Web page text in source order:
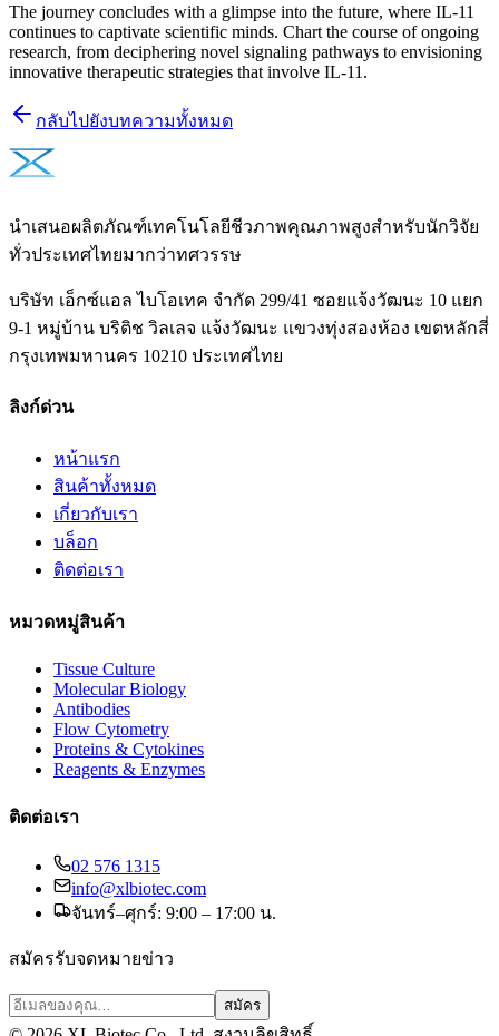
The journey concludes with a glimpse into the future, where IL-11
continues to captivate scientific minds. Chart the course of ongoing
research, from deciphering novel signaling pathways to envisioning
innovative therapeutic strategies that involve IL-11.
กลับไปยังบทความทั้งหมด
นำเสนอผลิตภัณฑ์เทคโนโลยีชีวภาพคุณภาพสูงสำหรับนักวิจัย
ทั่วประเทศไทยมากว่าทศวรรษ
บริษัท เอ็กซ์แอล ไบโอเทค จำกัด 299/41 ซอยแจ้งวัฒนะ 10 แยก
9-1 หมู่บ้าน บริติช วิลเลจ แจ้งวัฒนะ แขวงทุ่งสองห้อง เขตหลักสี่
กรุงเทพมหานคร 10210 ประเทศไทย
ลิงก์ด่วน
หน้าแรก
สินค้าทั้งหมด
เกี่ยวกับเรา
บล็อก
ติดต่อเรา
หมวดหมู่สินค้า
Tissue Culture
Molecular Biology
Antibodies
Flow Cytometry
Proteins & Cytokines
Reagents & Enzymes
ติดต่อเรา
02 576 1315
info@xlbiotec.com
จันทร์–ศุกร์: 9:00 – 17:00 น.
สมัครรับจดหมายข่าว
สมัคร